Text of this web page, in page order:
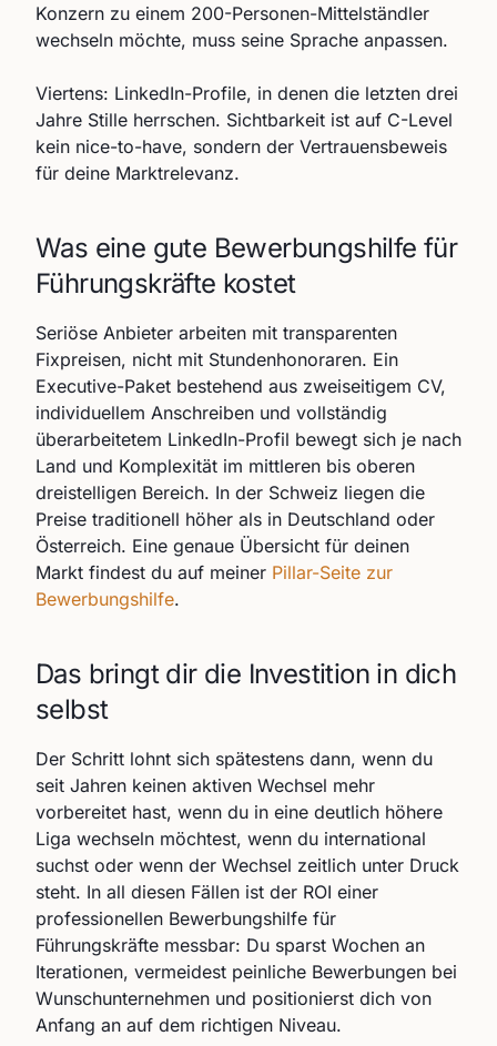
Konzern zu einem 200-Personen-Mittelständler
wechseln möchte, muss seine Sprache anpassen.
Viertens: LinkedIn-Profile, in denen die letzten drei
Jahre Stille herrschen. Sichtbarkeit ist auf C-Level
kein nice-to-have, sondern der Vertrauensbeweis
für deine Marktrelevanz.
Was eine gute Bewerbungshilfe für
Führungskräfte kostet
Seriöse Anbieter arbeiten mit transparenten
Fixpreisen, nicht mit Stundenhonoraren. Ein
Executive-Paket bestehend aus zweiseitigem CV,
individuellem Anschreiben und vollständig
überarbeitetem LinkedIn-Profil bewegt sich je nach
Land und Komplexität im mittleren bis oberen
dreistelligen Bereich. In der Schweiz liegen die
Preise traditionell höher als in Deutschland oder
Österreich. Eine genaue Übersicht für deinen
Markt findest du auf meiner Pillar-Seite zur
Bewerbungshilfe.
Das bringt dir die Investition in dich
selbst
Der Schritt lohnt sich spätestens dann, wenn du
seit Jahren keinen aktiven Wechsel mehr
vorbereitet hast, wenn du in eine deutlich höhere
Liga wechseln möchtest, wenn du international
suchst oder wenn der Wechsel zeitlich unter Druck
steht. In all diesen Fällen ist der ROI einer
professionellen Bewerbungshilfe für
Führungskräfte messbar: Du sparst Wochen an
Iterationen, vermeidest peinliche Bewerbungen bei
Wunschunternehmen und positionierst dich von
Anfang an auf dem richtigen Niveau.